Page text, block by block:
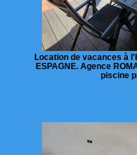
Location de vacances à
ESPAGNE. Agence
piscine